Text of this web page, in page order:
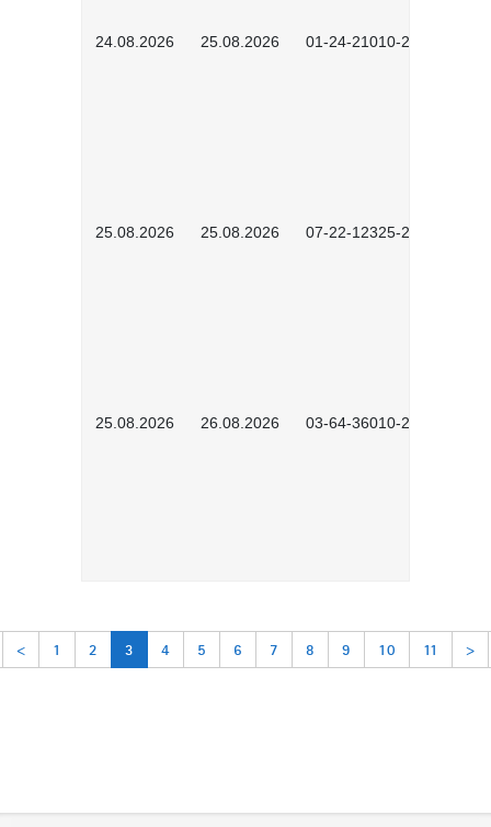
24.08.2026 25.08.2026 01-24-21010-2602
25.08.2026 25.08.2026 07-22-12325-2603
25.08.2026 26.08.2026 03-64-36010-2601
< 1 2 3 4 5 6 7 8 9 10 11 >